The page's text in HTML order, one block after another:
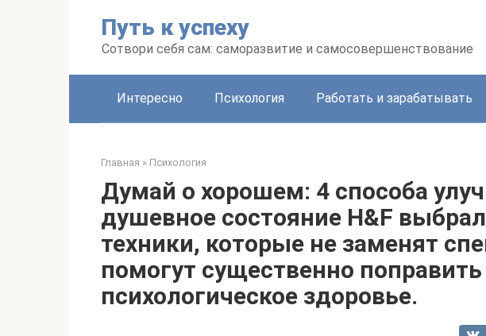
Путь к успеху
Сотвори себя сам: саморазвитие и самосовершенствование
Интересно Психология Работать и зарабатывать
Главная » Психология
Думай о хорошем: 4 способа
душевное состояние H&F
техники, которые не заменят
помогут существенно поправить
психологическое здоровье.